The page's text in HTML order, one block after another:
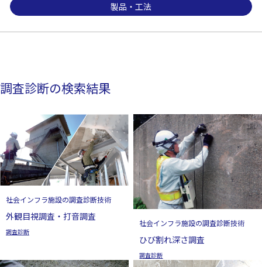
製品・工法
調査診断の検索結果
社会インフラ施設の調査診断技術
外観目視調査・打音調査
調査診断
社会インフラ施設の調査診断技術
ひび割れ深さ調査
調査診断